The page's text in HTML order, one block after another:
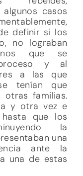
casos
definir si los
no lograban
que se
y al
a las que
tenían que
otras familias.
y otra vez e
que los
la
una
ante la
una de estas